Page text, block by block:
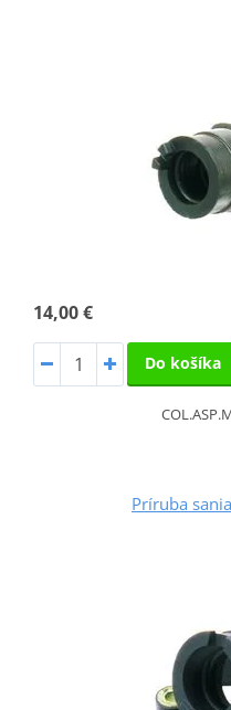
14,00 €
Do košíka
Príruba